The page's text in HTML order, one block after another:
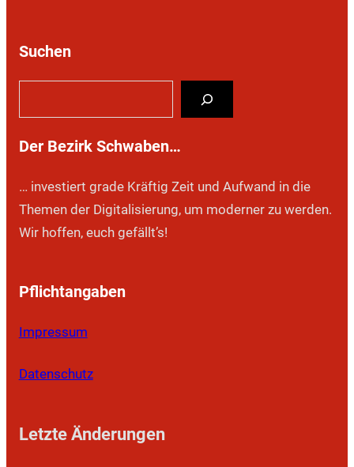
Suchen
u
c
n
Der Bezirk Schwaben…
… investiert grade Kräftig Zeit und Aufwand in die
Themen der Digitalisierung, um moderner zu werden.
Wir hoffen, euch gefällt’s!
Pflichtangaben
Impressum
Datenschutz
Letzte Änderungen